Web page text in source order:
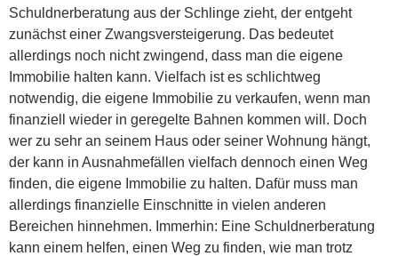
Schuldnerberatung aus der Schlinge zieht, der entgeht
zunächst einer Zwangsversteigerung. Das bedeutet
allerdings noch nicht zwingend, dass man die eigene
Immobilie halten kann. Vielfach ist es schlichtweg
notwendig, die eigene Immobilie zu verkaufen, wenn man
finanziell wieder in geregelte Bahnen kommen will. Doch
wer zu sehr an seinem Haus oder seiner Wohnung hängt,
der kann in Ausnahmefällen vielfach dennoch einen Weg
finden, die eigene Immobilie zu halten. Dafür muss man
allerdings finanzielle Einschnitte in vielen anderen
Bereichen hinnehmen. Immerhin: Eine Schuldnerberatung
kann einem helfen, einen Weg zu finden, wie man trotz